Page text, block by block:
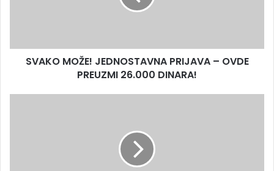
SVAKO MOŽE! JEDNOSTAVNA PRIJAVA – OVDE
PREUZMI 26.000 DINARA!